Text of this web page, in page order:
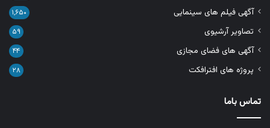
آگهی فیلم های سینمایی ۱,۶۵۰
تصاویر آرشیوی ۵۹
آگهی های فضای مجازی ۴۴
پروژه های افترافکت ۲۸
تماس باما